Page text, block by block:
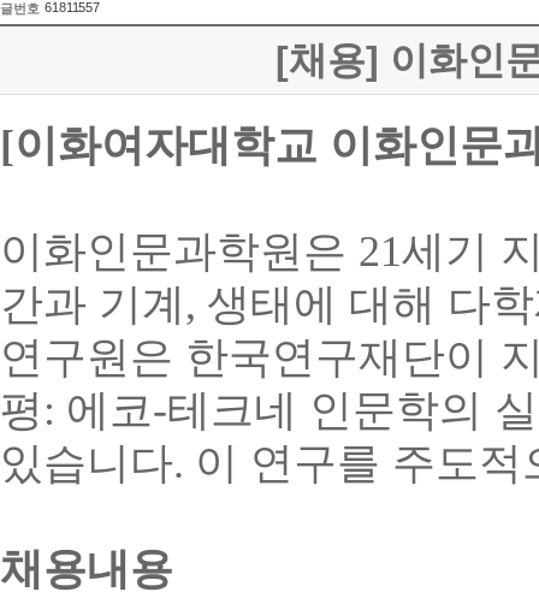
글번호 61811557
[채용] 이화인
[이화여자대학교 이화인문
이화인문과학원은 21세기
간과 기계 , 생태에 대해 다
연구원은 한국연구재단이
평 : 에코-테크네 인문학의
있습니다. 이 연구를 주도
채용내용